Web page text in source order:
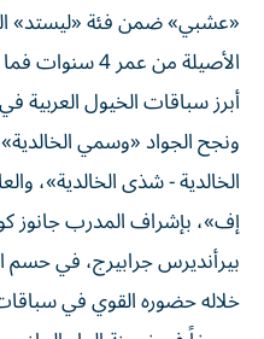
«عشبي» ضمن فئة «ليستد»
الأصيلة من
أبرز سباقات الخيول العربية
ونجح الجواد «وسمي
الخالدية - شذى الخالدية»،
إف»، بإشراف المدرب جانوز
بيرأنديرس جرابيرج، في حسم
خلاله حضوره القوي في